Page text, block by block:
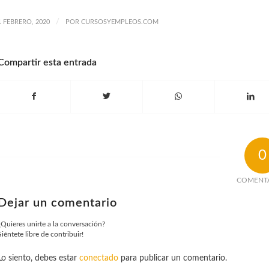
FEBRERO, 2020 / POR CURSOSYEMPLEOS.COM
esta entrada
0
Dejar un comentario
unirte a la conversación?
libre de contribuir!
Lo siento, debes estar conectadopara publicar un comentario.